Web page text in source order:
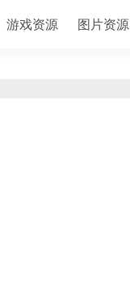
游戏资源 图片资源